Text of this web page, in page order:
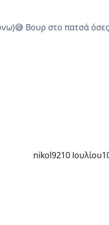
Βουρ στο πατσά όσες
nikol9210 Ιουλίου